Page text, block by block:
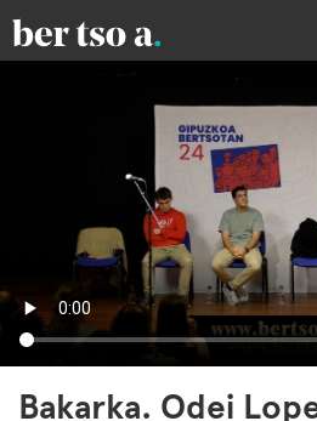
Bakarka. Odei